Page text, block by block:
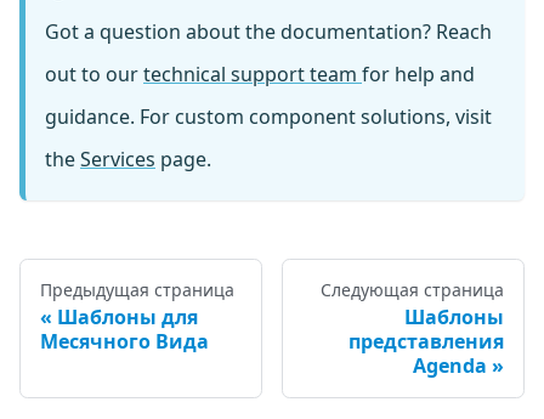
Got a question about the documentation? Reach
out to ourtechnical support team for help and
guidance. For custom component solutions, visit
theServices page.
Предыдущая страница
Шаблоны для
Месячного Вида
Следующая страница
Шаблоны
представления
Agenda